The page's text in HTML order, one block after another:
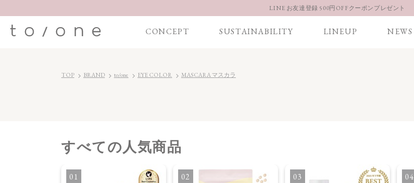
LINE お友達登録 500円OFFクーポンプレゼント
CONCEPT SUSTAINABILITY LINEUP NEWS
TOP BRAND to/one EYE COLOR MASCARA マスカラ
すべての人気商品
1 2 3 4